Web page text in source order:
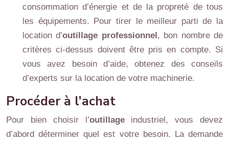
consommation d’énergie et de la propreté de tous
les équipements. Pour tirer le meilleur parti de la
location d’outillage professionnel, bon nombre de
critères ci-dessus doivent être pris en compte. Si
vous avez besoin d’aide, obtenez des conseils
d’experts sur la location de votre machinerie.
Procéder à l’achat
Pour bien choisir l’outillage industriel, vous devez
d’abord déterminer quel est votre besoin. La demande